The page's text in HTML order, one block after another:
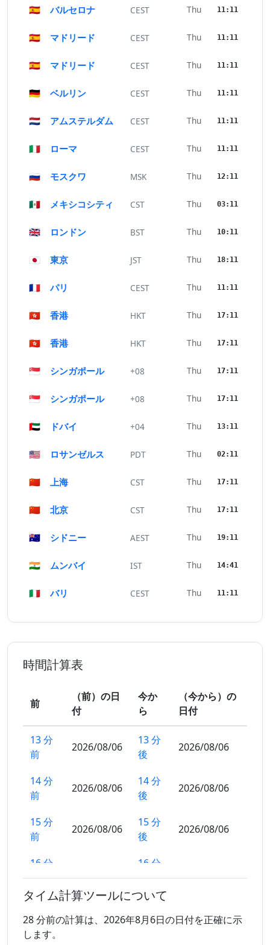
🇪🇸 バルセロナ CEST Thu 11:11
🇪🇸 マドリード CEST Thu 11:11
🇪🇸 マドリード CEST Thu 11:11
🇩🇪 ベルリン CEST Thu 11:11
🇳🇱 アムステルダム CEST Thu 11:11
🇮🇹 ローマ CEST Thu 11:11
🇷🇺 モスクワ MSK Thu 12:11
🇲🇽 メキシコシティ CST Thu 03:11
🇬🇧 ロンドン BST Thu 10:11
🇯🇵 東京 JST Thu 18:11
🇫🇷 パリ CEST Thu 11:11
🇭🇰 香港 HKT Thu 17:11
🇭🇰 香港 HKT Thu 17:11
🇸🇬 シンガポール +08 Thu 17:11
🇸🇬 シンガポール +08 Thu 17:11
🇦🇪 ドバイ +04 Thu 13:11
🇺🇸 ロサンゼルス PDT Thu 02:11
🇨🇳 上海 CST Thu 17:11
🇨🇳 北京 CST Thu 17:11
🇦🇺 シドニー AEST Thu 19:11
🇮🇳 ムンバイ IST Thu 14:41
🇮🇹 バリ CEST Thu 11:11
時間計算表
前
（前）の日
付
今か
ら
（今から）の
日付
13 分
前
2026/08/06
13 分
後
2026/08/06
14 分
前
2026/08/06
14 分
後
2026/08/06
15 分
前
2026/08/06
15 分
後
2026/08/06
16 分
前
16 分
後
17 分
前
17 分
後
タイム計算ツールについて
28 分前の計算は、2026年8月6日の日付を正確に示
します。